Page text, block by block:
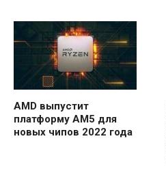
AMD выпустит
платформу AM5 для
новых чипов 2022 года